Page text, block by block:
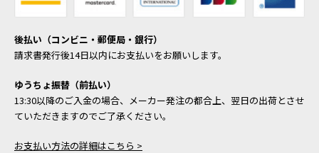
後払い（コンビニ・郵便局・銀行）
請求書発行後14日以内にお支払いをお願いします。
ゆうちょ振替（前払い）
13:30以降のご入金の場合、メーカー発注の都合上、翌日の出荷とさせ
ていただきますのでご了承ください。
お支払い方法の詳細はこちら >